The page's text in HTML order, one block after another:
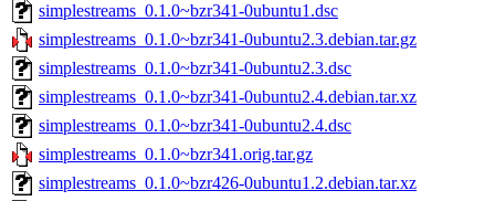
simplestreams_0.1.0~bzr341-0ubuntu1.dsc
simplestreams_0.1.0~bzr341-0ubuntu2.3.debian.tar.gz
simplestreams_0.1.0~bzr341-0ubuntu2.3.dsc
simplestreams_0.1.0~bzr341-0ubuntu2.4.debian.tar.xz
simplestreams_0.1.0~bzr341-0ubuntu2.4.dsc
simplestreams_0.1.0~bzr341.orig.tar.gz
simplestreams_0.1.0~bzr426-0ubuntu1.2.debian.tar.xz